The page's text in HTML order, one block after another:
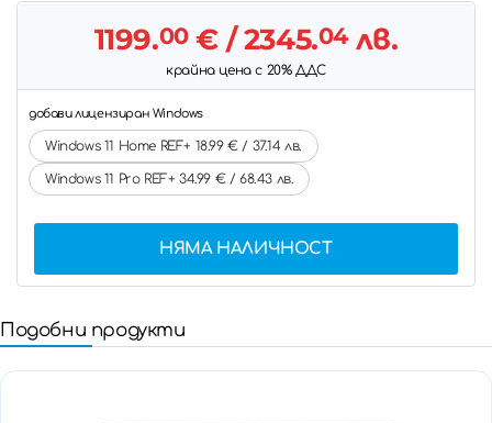
1199.00€/ 2345.04лв.
крайна цена с 20% ДДС
добави лицензиран Windows
Windows 11 Home REF+ 18.99 € / 37.14 лв.
Windows 11 Pro REF+ 34.99 € / 68.43 лв.
НЯМА НАЛИЧНОСТ
Подобни продукти